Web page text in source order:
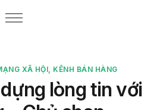
XÃ HỘI, KÊNH BÁN HÀNG
lòng tin với